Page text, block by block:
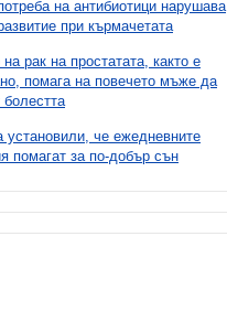
на антибиотици нарушава
при кърмачетата
рак на простатата, както е
помага на повечето мъже да
установили, че ежедневните
помагат за по-добър сън